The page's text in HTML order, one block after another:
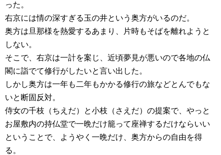
った。
右京には情の深すぎる玉の井という奥方がいるのだ。
奥方は旦那様を熱愛するあまり、片時もそばを離れようと
しない。
そこで、右京は一計を案じ、近頃夢見が悪いので各地の仏
閣に詣でて修行がしたいと言い出した。
しかし奥方は一年も二年もかかる修行の旅などとんでもな
いと断固反対。
侍女の千枝（ちえだ）と小枝（さえだ）の提案で、やっと
お屋敷内の持仏堂で一晩だけ籠って座禅するだけならいい
ということで、ようやく一晩だけ、奥方からの自由を得
る。